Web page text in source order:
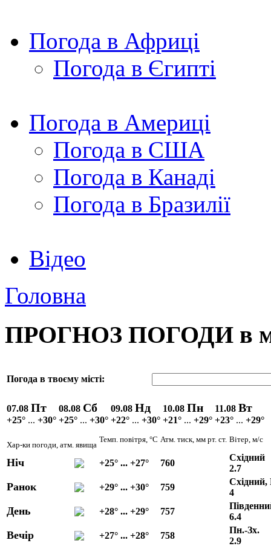
Погода в Африці
Погода в Єгипті
Погода в Америці
Погода в США
Погода в Канаді
Погода в Бразилії
Відео
Головна
ПРОГНОЗ ПОГОДИ в
Погода в твоєму місті:
07.08 Пт
+25° ... +30°
08.08 Сб
+25° ... +30°
09.08 Нд
+22° ... +30°
10.08 Пн
+21° ... +29°
11.08 Вт
+23° ... +29°
Хар-ки погоди, атм. явища
Темп. повітря, °C Атм. тиск, мм рт. ст. Вітер, м/с
Ніч +25° ... +27° 760
Східний
2.7
Ранок +29° ... +30° 759
4
День +28° ... +29° 757
6.4
Вечір +27° ... +28° 758
Пн.-Зх.
2.9